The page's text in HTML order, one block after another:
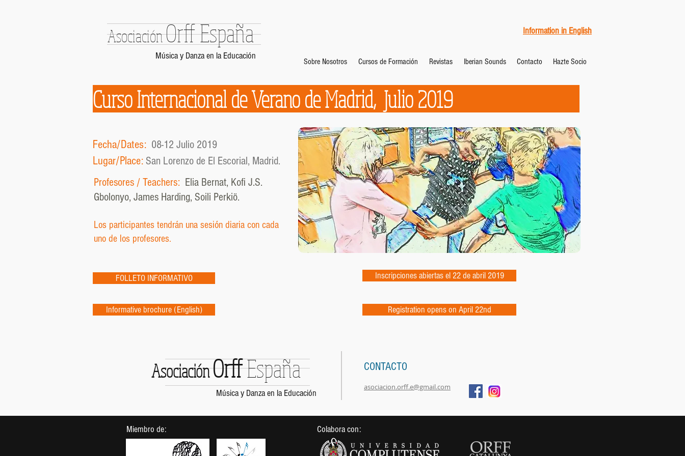
AsociaciónOrff España
Música y Danza en la Educación
Information in English
Sobre Nosotros Cursos de Formación Revistas Iberian Sounds Contacto Hazte Socio
Curso Internacional de Verano de Madrid, Julio 2019
Fecha/Dates: 08-12 Julio 2019
Lugar/Place: San Lorenzo de El Escorial, Madrid.
Profesores / Teachers: Elia Bernat, Kofi J.S.
Gbolonyo, James Harding, Soili Perkiö.
Los participantes tendrán una sesión diaria con cada
uno de los profesores.
FOLLETO INFORMATIVO
Informative brochure (English)
Inscripciones abiertas el 22 de abril 2019
Registration opens on April 22nd
AsociaciónOrffEspaña
Música y Danza en la Educación
CONTACTO
asociacion.orff.e@gmail.com
Miembro de: Colabora con: